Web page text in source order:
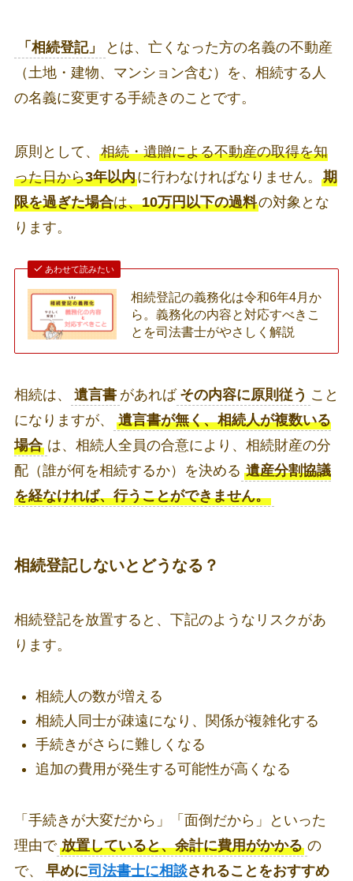
「相続登記」
とは、亡くなった方の名義の不動産
（土地・建物、マンション含む）を、相続する人
の名義に変更する手続きのことです。
原則として、 相続・遺贈による不動産の取得を知
った日から3年以内に行わなければなりません。 期
限を過ぎた場合は、10万円以下の過料の対象とな
ります。
あわせて読みたい
相続登記の義務化は令和6年4月か
ら。義務化の内容と対応すべきこ
とを司法書士がやさしく解説
相続は、 遺言書 があれば その内容に原則従う こと
になりますが、
遺言書が無く、相続人が複数いる
場合 は、相続人全員の合意により、相続財産の分
配（誰が何を相続するか）を決める 遺産分割協議
を経なければ、行うことができません。
相続登記しないとどうなる？
相続登記を放置すると、下記のようなリスクがあ
ります。
相続人の数が増える
相続人同士が疎遠になり、関係が複雑化する
手続きがさらに難しくなる
追加の費用が発生する可能性が高くなる
「手続きが大変だから」「面倒だから」といった
理由で 放置していると、余計に費用がかかる の
で、
早めに司法書士に相談されることをおすすめ